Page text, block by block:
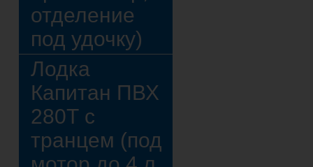
отделение
под удочку)
Лодка
Капитан ПВХ
280Т с
транцем (под